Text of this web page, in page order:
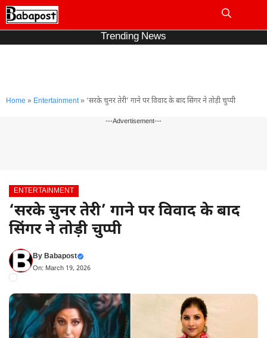
Skip
to
Trending News
Home » Entertainment» ‘सरके चुनर तेरी’ गाने पर विवाद के बाद सिंगर ने तोड़ी चुप्पी
---Advertisement---
ENTERTAINMENT
‘सरके चुनर तेरी’ गाने पर विवाद के बाद
सिंगर ने तोड़ी चुप्पी
ByBabapost
On: March 19, 2026